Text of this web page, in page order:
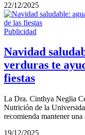
22/12/2025
Publicidad
Navidad
verduras te
fiestas
La Dra. Cinthya Neglia
Nutrición de la
recomienda mantener
19/12/2025